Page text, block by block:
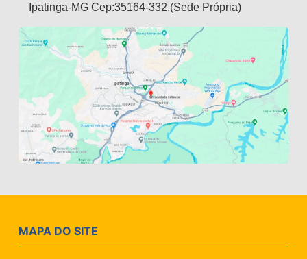
Ipatinga-MG Cep:35164-332.(Sede Própria)
MAPA DO SITE